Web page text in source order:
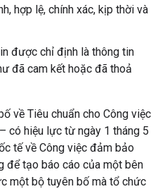
hợp lệ, chính xác, kịp thời và
được chỉ định là thông tin
đã cam kết hoặc đã thoả
về Tiêu chuẩn cho Công việc
có hiệu lực từ ngày 1 tháng 5
tế về Công việc đảm bảo
để tạo báo cáo của một bên
một bộ tuyên bố mà tổ chức